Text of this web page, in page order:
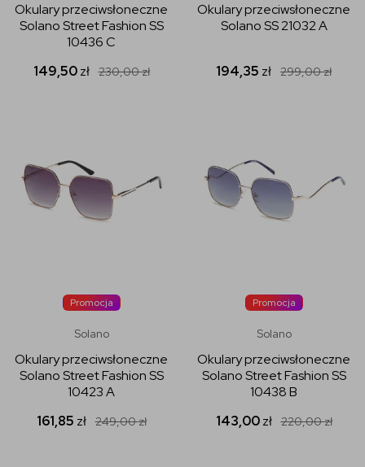
Okulary przeciwsłoneczne
Solano Street Fashion SS
10436 C
149,50zł 230,00zł
Okulary przeciwsłoneczne
Solano SS 21032 A
194,35 zł 299,00zł
Promocja
Solano
Okulary przeciwsłoneczne
Solano Street Fashion SS
10423 A
161,85 zł 249,00zł
Promocja
Solano
Okulary przeciwsłoneczne
Solano Street Fashion SS
10438 B
143,00zł 220,00zł